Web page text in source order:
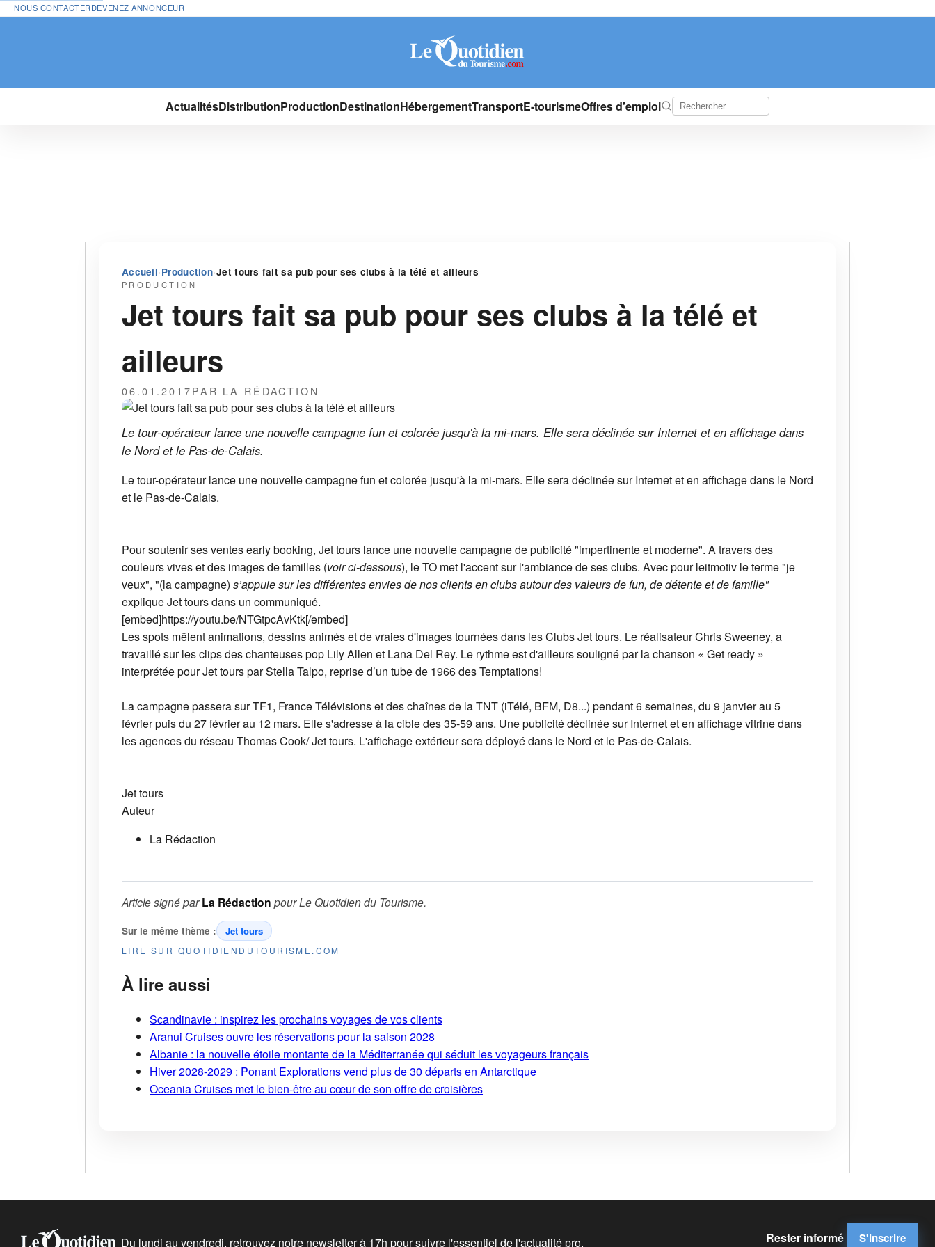
NOUS CONTACTERDEVENEZ ANNONCEUR
ActualitésDistributionProductionDestinationHébergementTransportE-tourismeOffres d'emploi
Accueil›Production›Jet tours fait sa pub pour ses clubs à la télé et ailleurs
PRODUCTION
Jet tours fait sa pub pour ses clubs à la télé et
ailleurs
06.01.2017PAR LA RÉDACTION
Le tour-opérateur lance une nouvelle campagne fun et colorée jusqu'à la mi-mars. Elle sera déclinée sur Internet et en affichage dans
le Nord et le Pas-de-Calais.
Le tour-opérateur lance une nouvelle campagne fun et colorée jusqu'à la mi-mars. Elle sera déclinée sur Internet et en affichage dans le Nord
et le Pas-de-Calais.
Pour soutenir ses ventes early booking, Jet tours lance une nouvelle campagne de publicité "impertinente et moderne". A travers des
couleurs vives et des images de familles (voir ci-dessous), le TO met l'accent sur l'ambiance de ses clubs. Avec pour leitmotiv le terme "je
veux", "(la campagne) s’appuie sur les différentes envies de nos clients en clubs autour des valeurs de fun, de détente et de famille"
explique Jet tours dans un communiqué.
[embed]https://youtu.be/NTGtpcAvKtk[/embed]
Les spots mêlent animations, dessins animés et de vraies d'images tournées dans les Clubs Jet tours. Le réalisateur Chris Sweeney, a
travaillé sur les clips des chanteuses pop Lily Allen et Lana Del Rey. Le rythme est d'ailleurs souligné par la chanson « Get ready »
interprétée pour Jet tours par Stella Talpo, reprise d’un tube de 1966 des Temptations!
La campagne passera sur TF1, France Télévisions et des chaînes de la TNT (iTélé, BFM, D8...) pendant 6 semaines, du 9 janvier au 5
février puis du 27 février au 12 mars. Elle s'adresse à la cible des 35-59 ans. Une publicité déclinée sur Internet et en affichage vitrine dans
les agences du réseau Thomas Cook/ Jet tours. L'affichage extérieur sera déployé dans le Nord et le Pas-de-Calais.
Jet tours
Auteur
La Rédaction
Article signé parLa Rédaction pourLe Quotidien du Tourisme.
Sur le même thème : Jet tours
LIRE SUR QUOTIDIENDUTOURISME.COM
À lire aussi
Scandinavie : inspirez les prochains voyages de vos clients
Aranui Cruises ouvre les réservations pour la saison 2028
Albanie : la nouvelle étoile montante de la Méditerranée qui séduit les voyageurs français
Hiver 2028-2029 : Ponant Explorations vend plus de 30 départs en Antarctique
Oceania Cruises met le bien-être au cœur de son offre de croisières
Du lundi au vendredi, retrouvez notre newsletter à 17h pour suivre l'essentiel de l'actualité pro. Rester informé S'inscrire